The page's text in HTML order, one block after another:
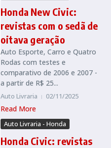
Honda New Civic:
revistas com o sedã de
oitava geração
Auto Esporte, Carro e Quatro
Rodas com testes e
comparativo de 2006 e 2007 -
a partir de R$ 25...
Auto Livraria 02/11/2025
Read More
Auto Livraria - Honda
Honda Civic: revistas